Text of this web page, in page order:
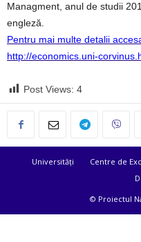
Managment, anul de studii
engleză.
Pentru mai multe detalii
http://economics.uni-
Post Views: 4
Universități Centre de
© Proiectul